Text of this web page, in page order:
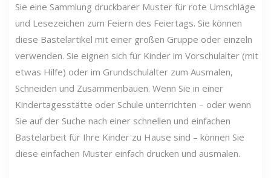
Sie eine Sammlung druckbarer Muster für rote Umschläge
und Lesezeichen zum Feiern des Feiertags. Sie können
diese Bastelartikel mit einer großen Gruppe oder einzeln
verwenden. Sie eignen sich für Kinder im Vorschulalter (mit
etwas Hilfe) oder im Grundschulalter zum Ausmalen,
Schneiden und Zusammenbauen. Wenn Sie in einer
Kindertagesstätte oder Schule unterrichten – oder wenn
Sie auf der Suche nach einer schnellen und einfachen
Bastelarbeit für Ihre Kinder zu Hause sind – können Sie
diese einfachen Muster einfach drucken und ausmalen.